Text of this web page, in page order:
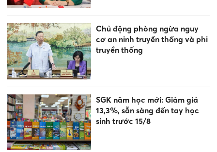
tiền mỏi tay trong tháng 7 Âm
Bắc hôm nay ngày 4/8/2026